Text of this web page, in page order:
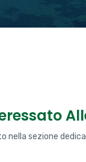
nella sezione